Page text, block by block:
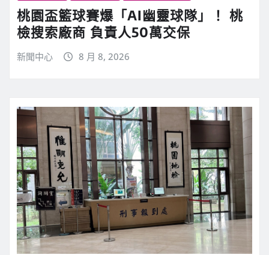
桃園盃籃球賽爆「AI幽靈球隊」！ 桃
檢搜索廠商 負責人50萬交保
新聞中心 8 月 8, 2026